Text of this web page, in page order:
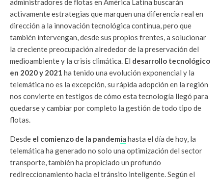
administradores de flotas en América Latina buscarán
activamente estrategias que marquen una diferencia real en
dirección a la innovación tecnológica continua, pero que
también intervengan, desde sus propios frentes, a solucionar
la creciente preocupación alrededor de la preservación del
medioambiente y la crisis climática. El desarrollo tecnológico
en 2020 y 2021 ha tenido una evolución exponencial y la
telemática no es la excepción, su rápida adopción en la región
nos convierte en testigos de cómo esta tecnología llegó para
quedarse y cambiar por completo la gestión de todo tipo de
flotas.
Desde el comienzo de la pandemia hasta el día de hoy, la
telemática ha generado no solo una optimización del sector
transporte, también ha propiciado un profundo
redireccionamiento hacia el tránsito inteligente. Según el